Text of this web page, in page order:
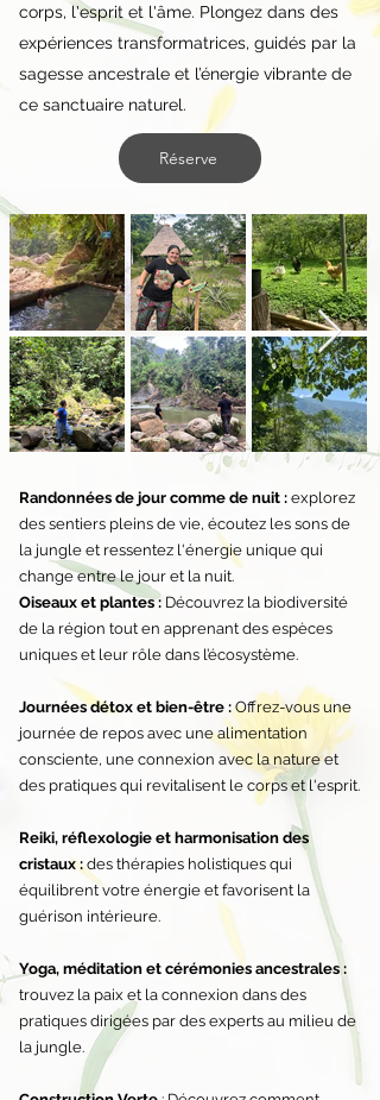
corps, l'esprit et l'âme. Plongez dans des
expériences transformatrices, guidés par la
sagesse ancestrale et l’énergie vibrante de
ce sanctuaire naturel.
Réserve
Randonnées de jour comme de nuit : explorez
des sentiers pleins de vie, écoutez les sons de
la jungle et ressentez l'énergie unique qui
change entre le jour et la nuit.
Oiseaux et plantes : Découvrez la biodiversité
de la région tout en apprenant des espèces
uniques et leur rôle dans l’écosystème.
Journées détox et bien-être :Offrez-vous une
journée de repos avec une alimentation
consciente, une connexion avec la nature et
des pratiques qui revitalisent le corps et l'esprit.
Reiki, réflexologie et harmonisation des
cristaux :des thérapies holistiques qui
équilibrent votre énergie et favorisent la
guérison intérieure.
Yoga, méditation et cérémonies ancestrales :
trouvez la paix et la connexion dans des
pratiques dirigées par des experts au milieu de
la jungle.